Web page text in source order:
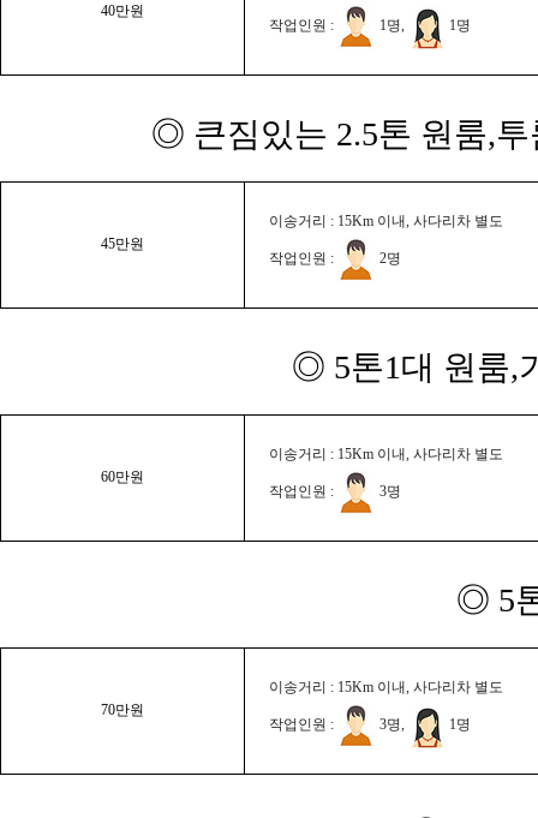
40만원
작업인원 : 1명, 1명
◎ 큰짐있는 2.5톤 원룸,
45만원
이송거리 : 15Km 이내, 사다리차 별도
작업인원 : 2명
◎ 5톤1대 원룸,
60만원
이송거리 : 15Km 이내, 사다리차 별도
작업인원 : 3명
◎ 5
70만원
이송거리 : 15Km 이내, 사다리차 별도
작업인원 : 3명, 1명